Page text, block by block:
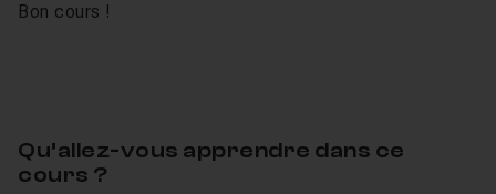
Bon cours !
Qu’allez-vous apprendre dans ce
cours ?